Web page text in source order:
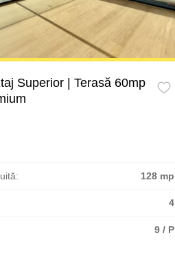
Superior | Terasă 60mp
128 mp
4
9 / P